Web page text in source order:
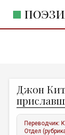
ЖАНРЫ
АВТОРЫ
Джон
Переводчик:
Отдел